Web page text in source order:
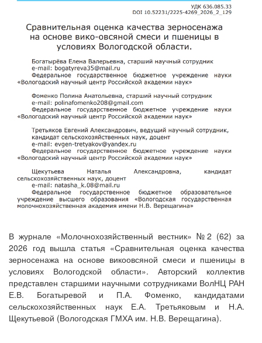
В журнале «Молочнохозяйственный вестник» №2 (62) за
2026 год вышла статья «Сравнительная оценка качества
зерносенажа на основе викоовсяной смеси и пшеницы в
условиях Вологодской области». Авторский коллектив
представлен старшими научными сотрудниками ВолНЦ РАН
Е.В. Богатыревой и П.А. Фоменко, кандидатами
сельскохозяйственных наук Е.А. Третьяковым и Н.А.
Щекутьевой (Вологодская ГМХА им. Н.В. Верещагина).